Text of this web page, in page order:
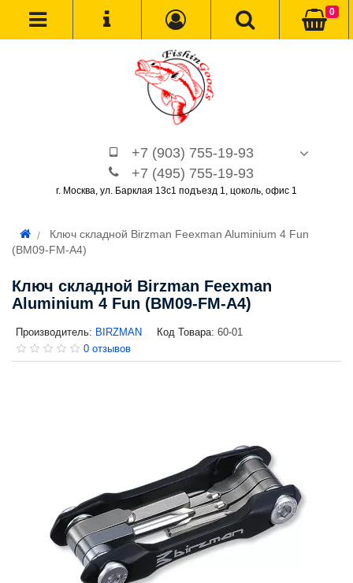
+7 (903) 755-19-93
+7 (495) 755-19-93
г. Москва, ул. Барклая 13с1 подъезд 1, цоколь, офис 1
0
Ключ складной Birzman Feexman Aluminium 4 Fun
(BM09-FM-A4)
Ключ складной Birzman Feexman
Aluminium 4 Fun (BM09-FM-A4)
Производитель: BIRZMAN Код Товара: 60-01
0 отзывов